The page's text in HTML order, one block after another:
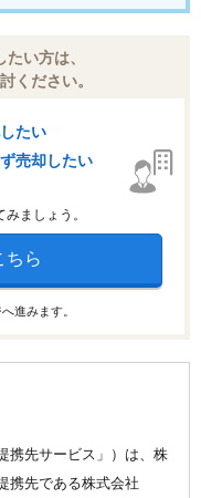
い方は、
ください。
たい
売却したい
ましょう。
ちら
進みます。
携先サービス」）は、株
携先である株式会社